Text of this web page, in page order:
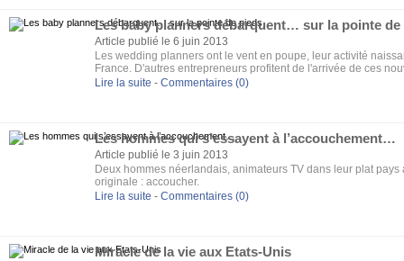
Les baby planners débarquent… sur la pointe de
Article publié le 6 juin 2013
Les wedding planners ont le vent en poupe, leur activité
France. D'autres entrepreneurs profitent de l'arrivée de ces
en formule tout compris. C'est le cas des baby planners.
Lire la suite - Commentaires (0)
Les hommes qui s’essayent à l’accouchement…
Article publié le 3 juin 2013
Deux hommes néerlandais, animateurs TV dans leur plat
originale : accoucher.
Lire la suite - Commentaires (0)
Miracle de la vie aux Etats-Unis